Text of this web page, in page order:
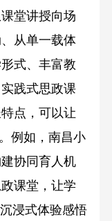
堂讲授向场
从单一载体
式、丰富教
践式思政课
点，可以让
例如，南昌小
协同育人机
课堂，让学
浸式体验感悟